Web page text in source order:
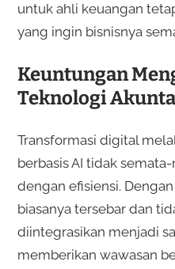
untuk ahli keuangan
yang ingin bisnisnya
Keuntungan
Teknologi
Transformasi digital
berbasis AI tidak
dengan efisiensi.
biasanya tersebar dan
diintegrasikan menjadi
memberikan wawasan